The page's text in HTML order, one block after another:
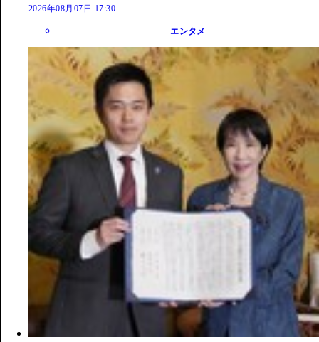
2026年08月07日 17:30
エンタメ